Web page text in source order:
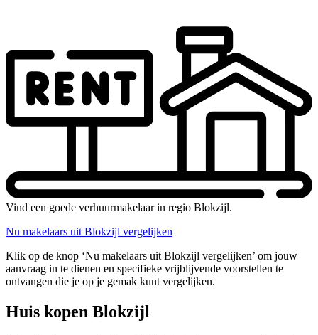
Vind een goede verhuurmakelaar in regio Blokzijl.
Nu makelaars uit Blokzijl vergelijken
Klik op de knop ‘Nu makelaars uit Blokzijl vergelijken’ om jouw
aanvraag in te dienen en specifieke vrijblijvende voorstellen te
ontvangen die je op je gemak kunt vergelijken.
Huis kopen Blokzijl